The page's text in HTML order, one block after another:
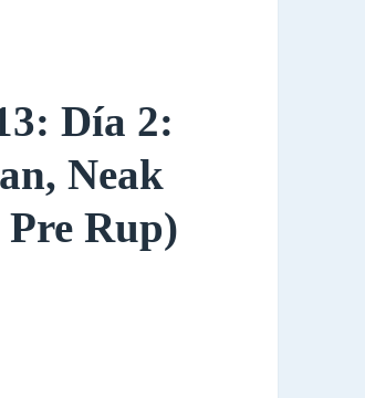
Día 2:
Neak
Pre Rup)